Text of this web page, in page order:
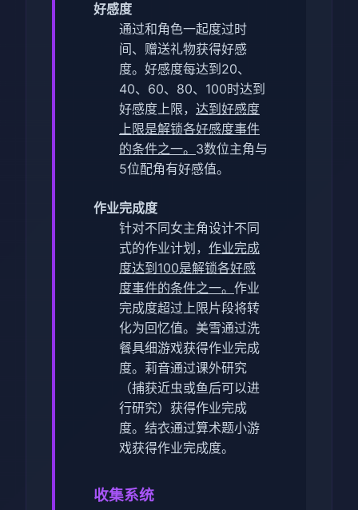
好感度
通过和角色一起度过时
间、赠送礼物获得好感
度。 好感度每达到20、
40、60、80、100时达到
好感度上限， 达到好感度
上限是解锁各好感度事件
的条件之一。 3数位主角与
5位配角有好感值。
作业完成度
针对不同女主角设计不同
式的作业计划， 作业完成
度达到100是解锁各好感
度事件的条件之一。 作业
完成度超过上限片段将转
化为回忆值。 美雪通过洗
餐具细游戏获得作业完成
度。 莉音通过课外研究
（捕获近虫或鱼后可以进
行研究）获得作业完成
度。 结衣通过算术题小游
戏获得作业完成度。
收集系统